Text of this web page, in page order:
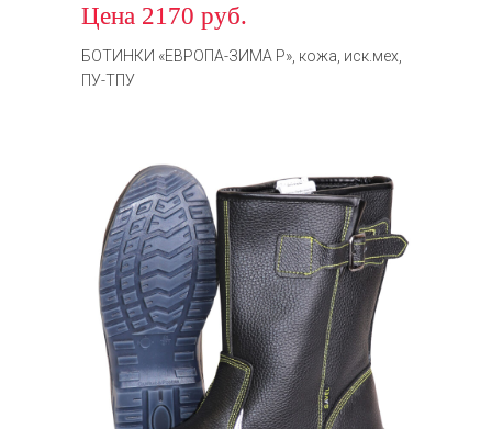
Цена 2170 руб.
БОТИНКИ «ЕВРОПА-ЗИМА Р», кожа, иск.мех,
ПУ-ТПУ